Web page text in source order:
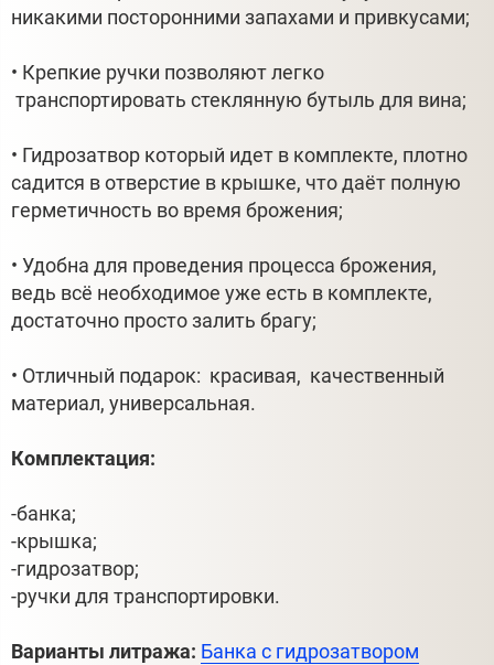
никакими посторонними запахами и привкусами;
• Крепкие ручки позволяют легко
транспортировать стеклянную бутыль для вина;
• Гидрозатвор который идет в комплекте, плотно
садится в отверстие в крышке, что даёт полную
герметичность во время брожения;
• Удобна для проведения процесса брожения,
ведь всё необходимое уже есть в комплекте,
достаточно просто залить брагу;
• Отличный подарок: красивая, качественный
материал, универсальная.
Комплектация:
-банка;
-крышка;
-гидрозатвор;
-ручки для транспортировки.
Варианты литража: Банка с гидрозатвором